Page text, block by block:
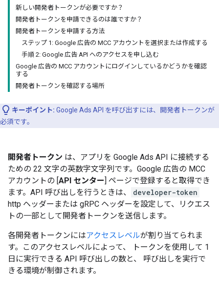
新しい開発者トークンが必要ですか？
開発者トークンを申請できるのは誰ですか？
開発者トークンを申請する方法
ステップ 1: Google 広告の MCC アカウントを選択または作成する
手順 2: Google 広告 API へのアクセスを申し込む
Google 広告の MCC アカウントにログインしているかどうかを確認
する
開発者トークンを確認する場所
キーポイント: Google Ads API を呼び出すには、開発者トークンが
必須です。
開発者トークン は、アプリを Google Ads API に接続する
ための 22 文字の英数字文字列です。Google 広告の MCC
アカウントの [API センター] ページで登録すると取得でき
ます。API 呼び出しを行うときは、
developer-token
http ヘッダーまたは gRPC ヘッダーを設定して、リクエス
トの一部として開発者トークンを送信します。
各開発者トークンにはアクセスレベルが割り当てられま
す。このアクセスレベルによって、 トークンを使用して 1
日に実行できる API 呼び出しの数と、 呼び出しを実行で
きる環境が制御されます。